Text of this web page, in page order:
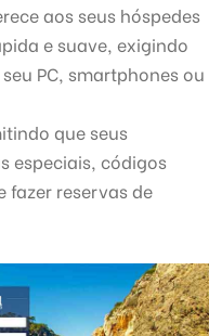
aos seus hóspedes
e suave, exigindo
PC, smartphones ou
que seus
especiais, códigos
fazer reservas de